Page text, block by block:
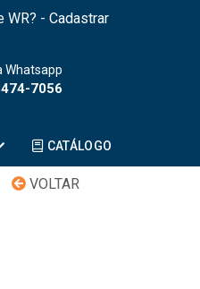
WR? - Cadastrar
Whatsapp
7056
CATÁLOGO
VOLTAR